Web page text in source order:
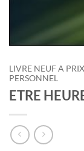
LIVRE NEUF A
PERSONNEL
ETRE